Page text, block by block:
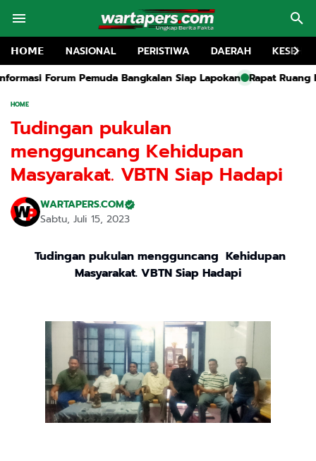
𝗛𝗢𝗠𝗘 NASIONAL PERISTIWA DAERAH
Bangkalan Siap Lapokan Rapat Ruang Kerja Forum
HOME
Tudingan pukulan
mengguncang Kehidupan
Masyarakat. VBTN Siap Hadapi
WARTAPERS.COM
Sabtu, Juli 15, 2023
Tudingan pukulan mengguncang Kehidupan
Masyarakat. VBTN Siap Hadapi